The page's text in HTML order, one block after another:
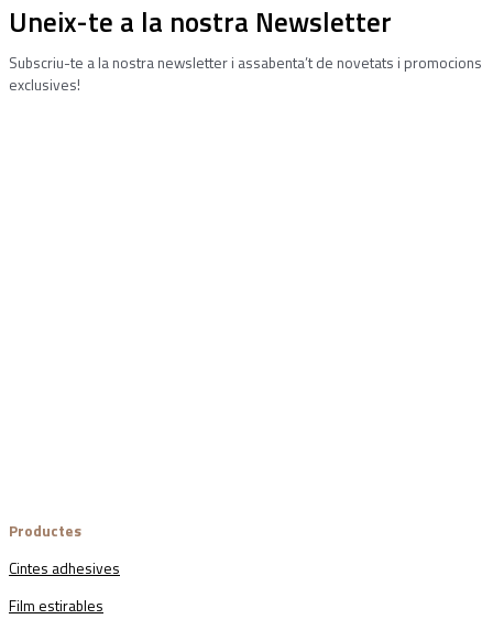
Uneix-te a la nostra Newsletter
Subscriu-te a la nostra newsletter i assabenta’t de novetats i promocions
exclusives!
Productes
Cintes adhesives
Film estirables